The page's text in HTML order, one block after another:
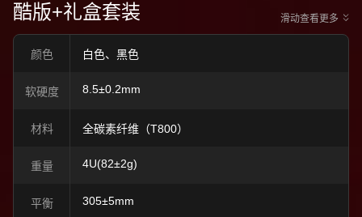
酷版+礼盒套装 滑动查看更多
颜色 白色、黑色
软硬度 8.5±0.2mm
材料 全碳素纤维（T800）
重量 4U(82±2g)
平衡 305±5mm